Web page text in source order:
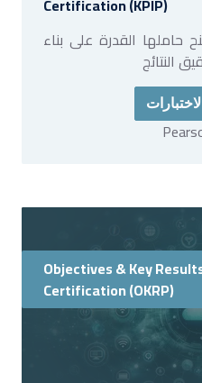
Certification (KPIP)
حاملها القدرة على بناء
النتائج
Objectives & Key
Certification (OKRP)